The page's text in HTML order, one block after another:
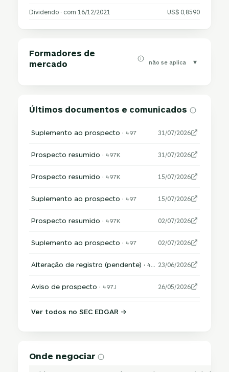
Dividendo · com 16/12/2021 US$ 0,8590
Formadores de
mercado
não se aplica ▾
Últimos documentos e comunicados
Suplemento ao prospecto ·497 31/07/2026
Prospecto resumido ·497K 31/07/2026
Prospecto resumido ·497K 15/07/2026
Suplemento ao prospecto ·497 15/07/2026
Prospecto resumido ·497K 02/07/2026
Suplemento ao prospecto ·497 02/07/2026
Alteração de registro (pendente) ·485APOS 23/06/2026
Aviso de prospecto ·497J 26/05/2026
Ver todos no SEC EDGAR →
Onde negociar